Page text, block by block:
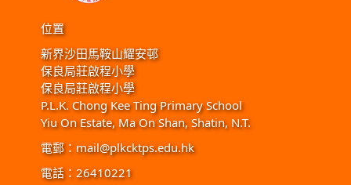
位置
新界沙田馬鞍山耀安邨
保良局莊啟程小學
保良局莊啟程小學
P.L.K. Chong Kee Ting Primary School
Yiu On Estate, Ma On Shan, Shatin, N.T.
電郵： mail@plkcktps.edu.hk
電話：26410221